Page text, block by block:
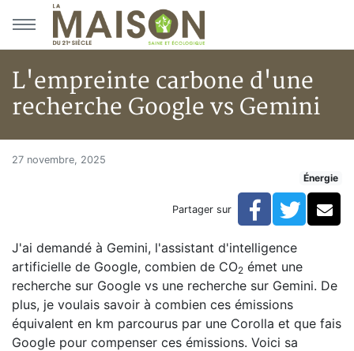
Aller au menu principal
Aller au contenu principal
L'empreinte carbone d'une
recherche Google vs Gemini
Accueil
L'empreinte carbone d'une
27 novembre, 2025
Énergie
Partager sur Facebook
J'ai demandé à Gemini, l'assistant d'intelligence
artificielle de Google, combien de CO2 émet une
recherche sur Google vs une recherche sur Gemini. De
plus, je voulais savoir à combien ces émissions
équivalent en km parcourus par une Corolla et que fais
Google pour compenser ces émissions. Voici sa